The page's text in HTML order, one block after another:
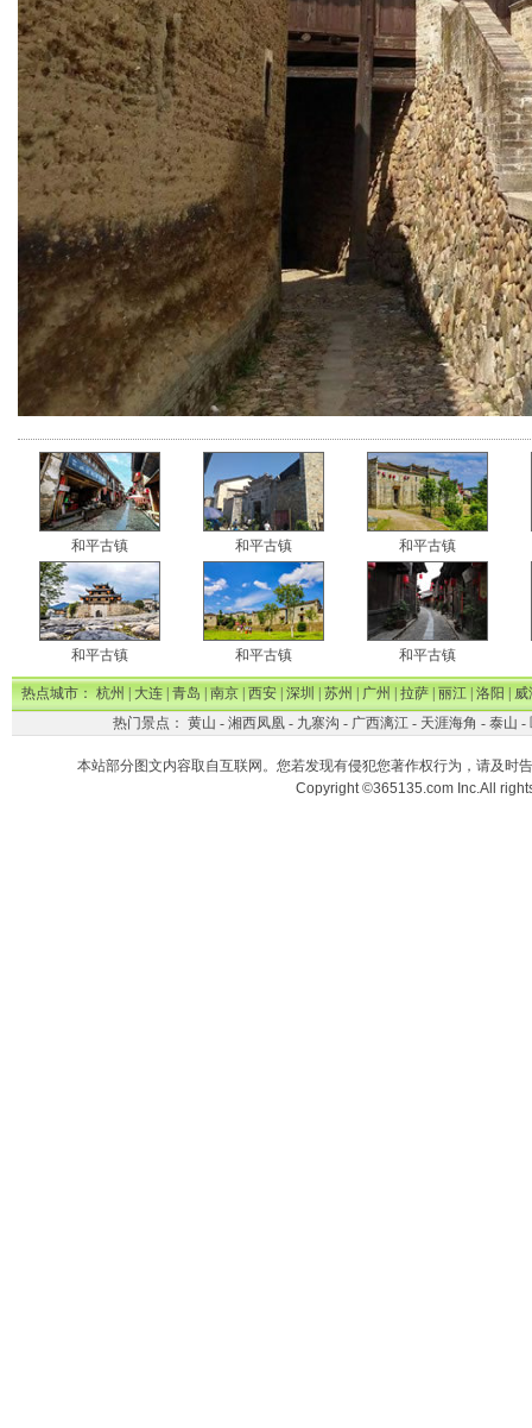
和平古镇 和平古镇 和平古镇
和平古镇 和平古镇 和平古镇
热点城市：杭州|大连|青岛|南京|西安|深圳|苏州|广州|拉萨|丽江|洛阳|威
热门景点： 黄山 - 湘西凤凰- 九寨沟 - 广西漓江- 天涯海角 - 泰山 -
本站部分图文内容取自互联网。您若发现有侵犯您著作权行为，请及时
Copyright ©365135.com Inc.All